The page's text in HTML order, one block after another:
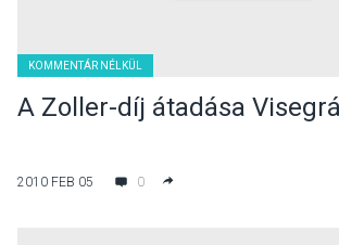
KOMMENTÁR NÉLKÜL
A Zoller-díj átadása
2010 FEB 05 0